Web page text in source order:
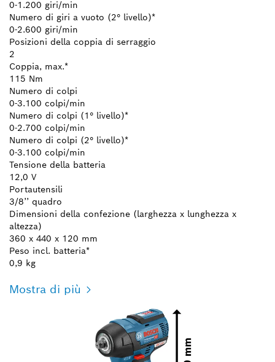
0-1.200 giri/min
Numero di giri a vuoto (2° livello)*
0-2.600 giri/min
Posizioni della coppia di serraggio
2
Coppia, max.*
115 Nm
Numero di colpi
0-3.100 colpi/min
Numero di colpi (1° livello)*
0-2.700 colpi/min
Numero di colpi (2° livello)*
0-3.100 colpi/min
Tensione della batteria
12,0 V
Portautensili
3/8’’ quadro
Dimensioni della confezione (larghezza x lunghezza x
altezza)
360 x 440 x 120 mm
Peso incl. batteria*
0,9 kg
Mostra di più